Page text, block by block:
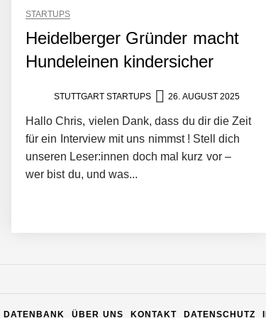
STARTUPS
Heidelberger Gründer macht
Hundeleinen kindersicher
STUTTGART STARTUPS 26. AUGUST 2025
Hallo Chris, vielen Dank, dass du dir die Zeit
für ein Interview mit uns nimmst ! Stell dich
unseren Leser:innen doch mal kurz vor –
wer bist du, und was...
DATENBANK ÜBER UNS KONTAKT DATENSCHUTZ